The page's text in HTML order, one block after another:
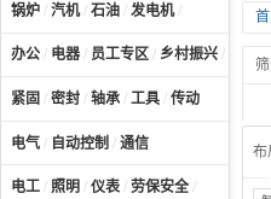
锅炉 / 汽机/ 石油 / 发电机/
办公 / 电器 / 员工专区 / 乡村振兴 / 计算
紧固 / 密封 / 轴承 / 工具 / 传动
电气 / 自动控制 / 通信
电工 / 照明 / 仪表 / 劳保安全 /
布